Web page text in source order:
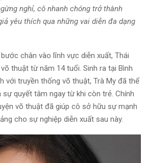
nghỉ, cô nhanh chóng trở thành
yêu thích qua những vai diễn đa dạng
chân vào lĩnh vực diễn xuất, Thái
thuật từ năm 14 tuổi. Sinh ra tại Bình
với truyền thống võ thuật, Trà My đã thể
sự quyết tâm ngay từ khi còn trẻ. Chính
võ thuật đã giúp cô sở hữu sự mạnh
cho sự nghiệp diễn xuất sau này.